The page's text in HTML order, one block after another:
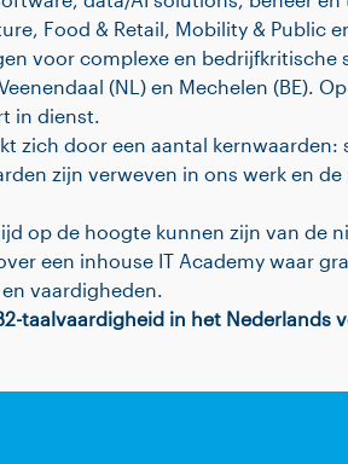
Food & Retail, Mobility & Public
voor complexe en bedrijfkritische
(NL) en Mechelen (BE).
in dienst.
zich door een aantal
zijn verweven in ons werk en
op de hoogte kunnen zijn van de
een inhouse IT Academy waar
vaardigheden.
taalvaardigheid in het Nederlands